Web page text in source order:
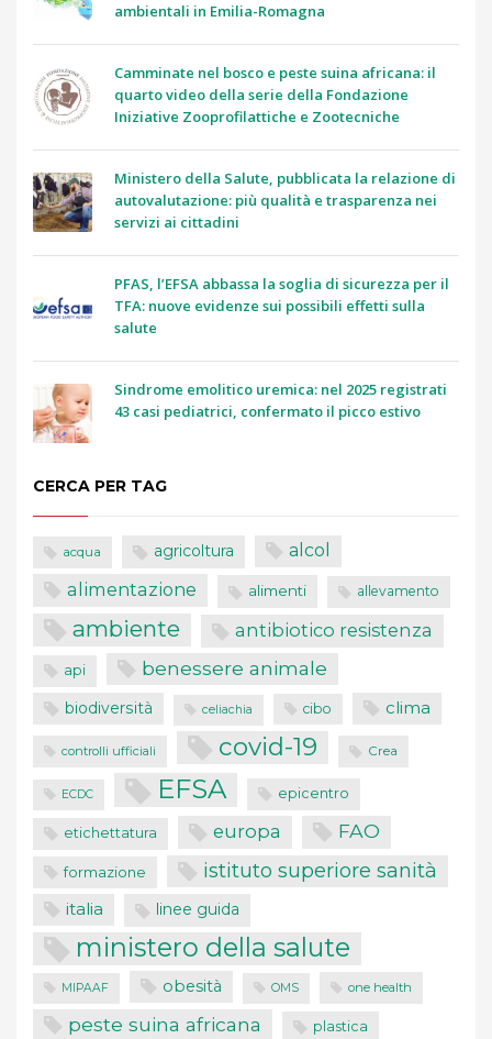
ambientali in Emilia-Romagna
Camminate nel bosco e peste suina africana: il
quarto video della serie della Fondazione
Iniziative Zooprofilattiche e Zootecniche
Ministero della Salute, pubblicata la relazione di
autovalutazione: più qualità e trasparenza nei
servizi ai cittadini
PFAS, l’EFSA abbassa la soglia di sicurezza per il
TFA: nuove evidenze sui possibili effetti sulla
salute
Sindrome emolitico uremica: nel 2025 registrati
43 casi pediatrici, confermato il picco estivo
CERCA PER TAG
acqua agricoltura alcol
alimentazione alimenti allevamento
ambiente antibiotico resistenza
api benessere animale
biodiversità celiachia cibo clima
controlli ufficiali covid-19 Crea
ECDC EFSA epicentro
etichettatura europa FAO
formazione istituto superiore sanità
italia linee guida
ministero della salute
MIPAAF obesità OMS one health
peste suina africana plastica